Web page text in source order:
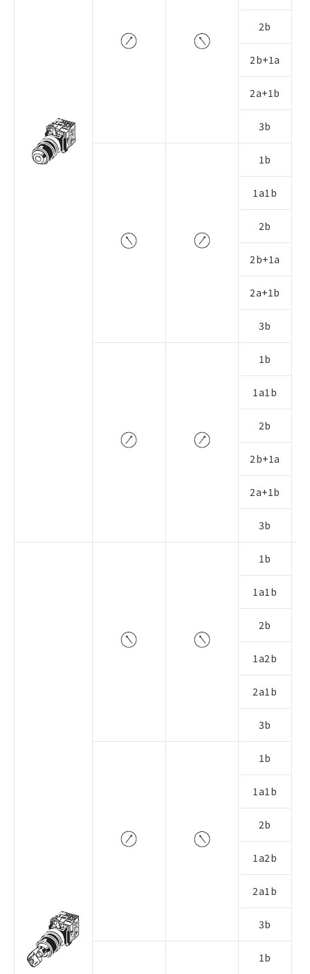
2b
2b+1a
2a+1b
3b
1b
1a1b
2b
2b+1a
2a+1b
3b
1b
1a1b
2b
2b+1a
2a+1b
3b
1b
1a1b
2b
1a2b
2a1b
3b
1b
1a1b
2b
1a2b
2a1b
3b
1b